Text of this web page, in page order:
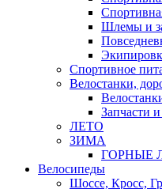
Шлемы и
Спортивное
Велостанки,
Запчасти
ЛЕТО
ЗИМА
ГОРНЫЕ
Велосипеды
Шоссе, Кросс,